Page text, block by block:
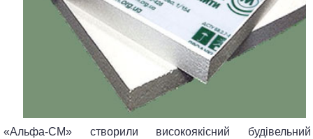
«Альфа-СМ» створили високоякісний будівельний